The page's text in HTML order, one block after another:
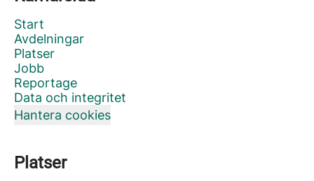
Start
Avdelningar
Platser
Jobb
Reportage
Data och integritet
Hantera cookies
Platser